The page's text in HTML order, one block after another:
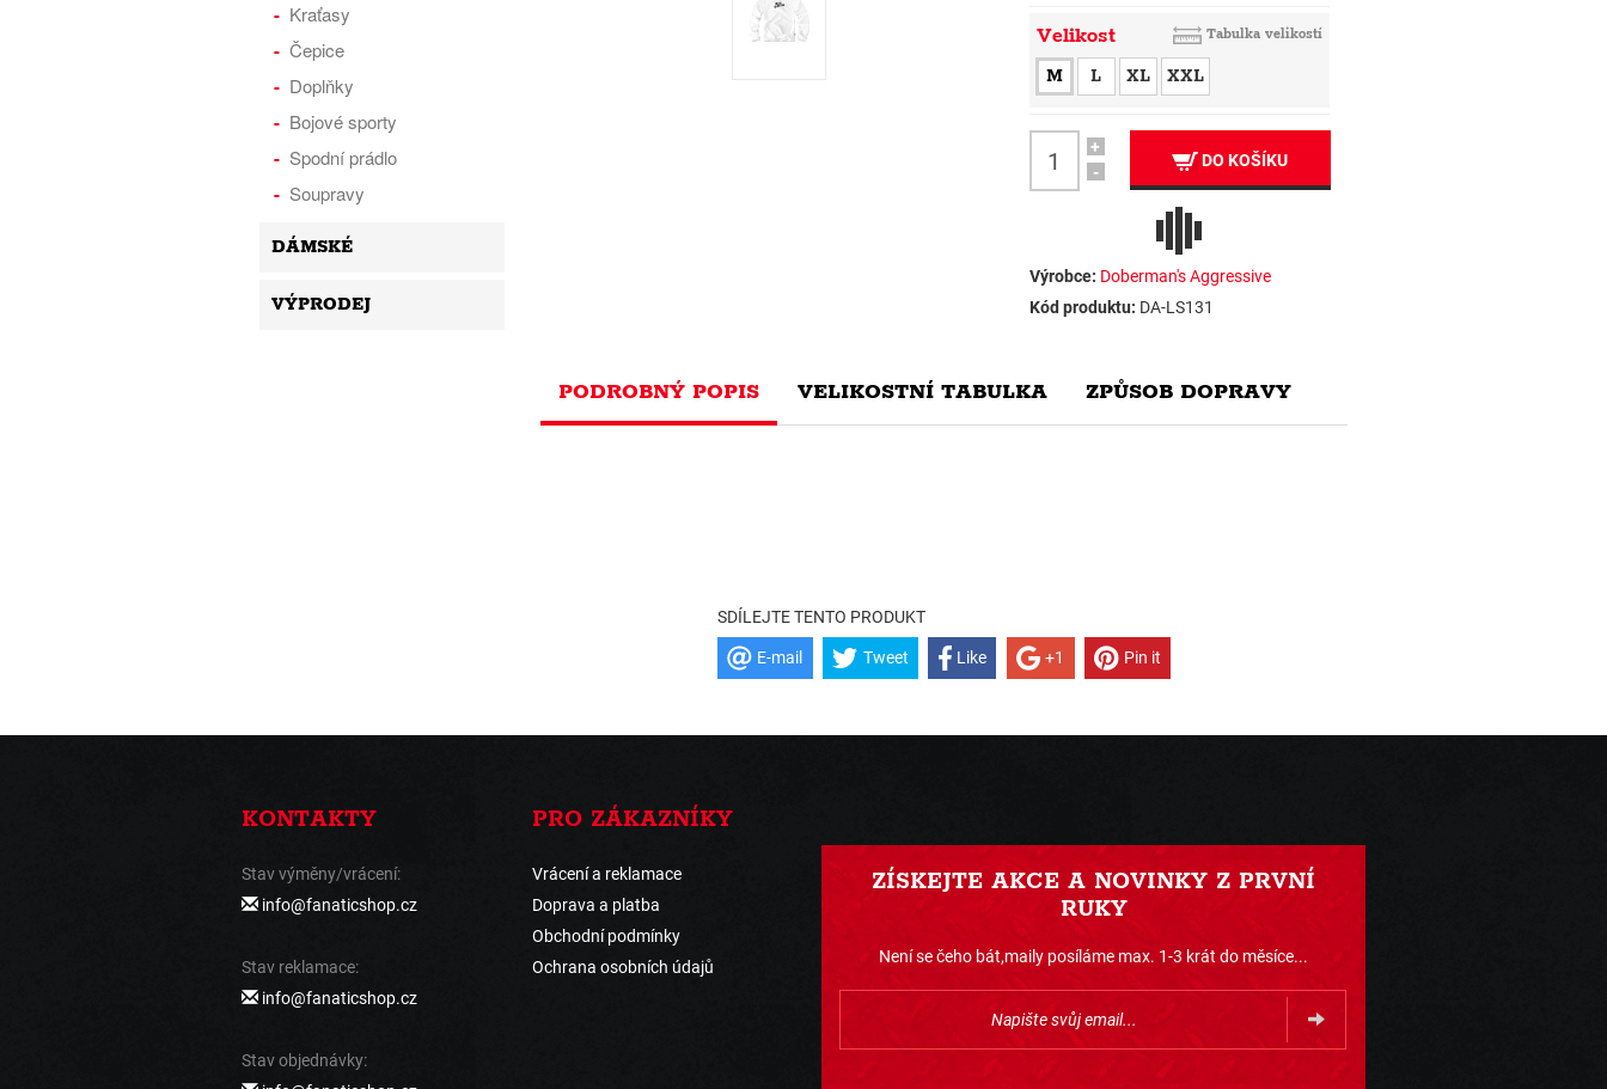
Velikost Tabulka velikostí
M L XL XXL
+
-
DO KOŠÍKU
Výrobce: Doberman's Aggressive
Kód produktu: DA-LS131
PODROBNÝ POPIS VELIKOSTNÍ TABULKA ZPŮSOB DOPRAVY
SDÍLEJTE TENTO PRODUKT
E-mail Tweet Like +1 Pin it
Kraťasy
Čepice
Doplňky
Bojové sporty
Spodní prádlo
Soupravy
DÁMSKÉ
VÝPRODEJ
KONTAKTY
Stav výměny/vrácení:
info@fanaticshop.cz
Stav reklamace:
info@fanaticshop.cz
Stav objednávky:
PRO ZÁKAZNÍKY
Vrácení a reklamace
Doprava a platba
Obchodní podmínky
Ochrana osobních údajů
ZÍSKEJTE AKCE A NOVINKY Z PRVNÍ
RUKY
Není se čeho bát,maily posíláme max. 1-3 krát do měsíce...